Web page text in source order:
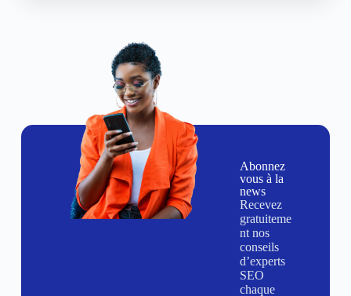
Abonnez
vous à la
news
Recevez
gratuiteme
nt nos
conseils
d’experts
SEO
chaque